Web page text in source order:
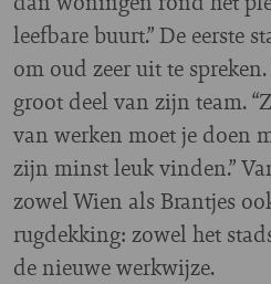
leefbare buurt.” De eerste
om oud zeer uit te
groot deel van zijn team.
van werken moet je doen
zijn minst leuk vinden.”
zowel Wien als Brantjes
rugdekking: zowel het
de nieuwe werkwijze.